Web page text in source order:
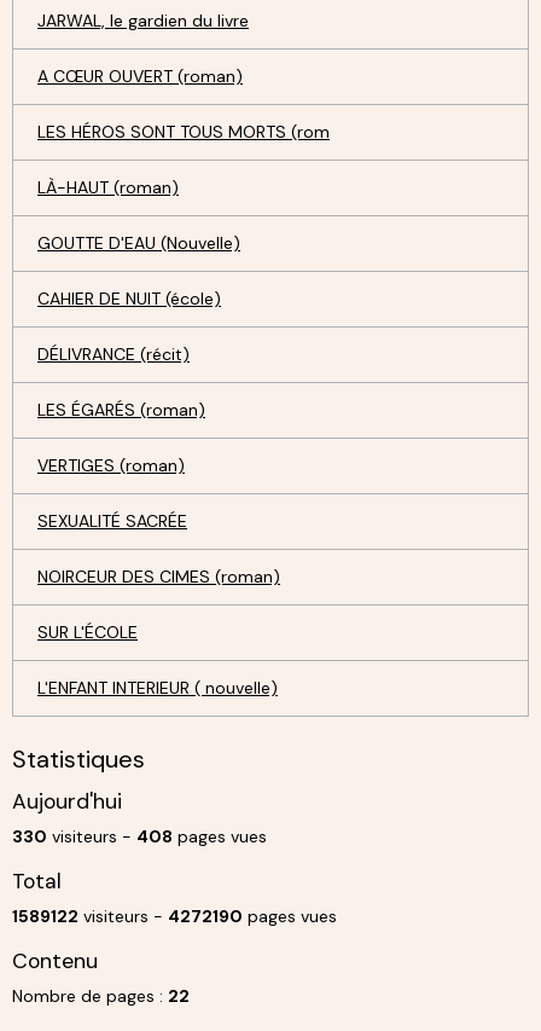
JARWAL, le gardien du livre
A CŒUR OUVERT (roman)
LES HÉROS SONT TOUS MORTS (rom
LÀ-HAUT (roman)
GOUTTE D'EAU (Nouvelle)
CAHIER DE NUIT (école)
DÉLIVRANCE (récit)
LES ÉGARÉS (roman)
VERTIGES (roman)
SEXUALITÉ SACRÉE
NOIRCEUR DES CIMES (roman)
SUR L'ÉCOLE
L'ENFANT INTERIEUR ( nouvelle)
Statistiques
Aujourd'hui
330 visiteurs - 408 pages vues
Total
1589122 visiteurs - 4272190 pages vues
Contenu
Nombre de pages : 22